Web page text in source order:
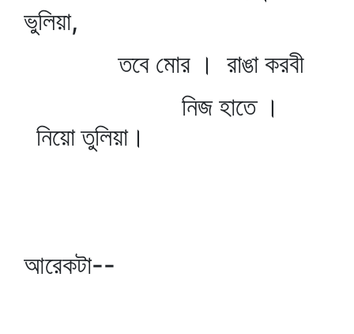
ভুলিয়া,
তবে মোর । রাঙা করবী
নিজ হাতে ।
নিয়ো তুলিয়া।
আরেকটা--